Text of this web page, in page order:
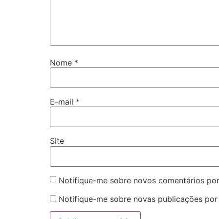
Nome *
E-mail *
Site
Notifique-me sobre novos comentários
Notifique-me sobre novas publicações por